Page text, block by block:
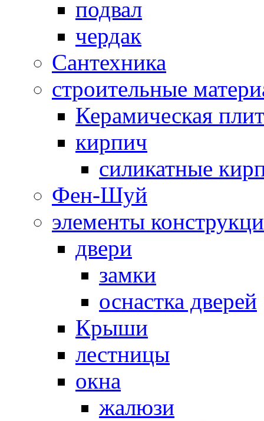
подвал
чердак
Сантехника
строительные
Керамическая
кирпич
силикатные
Фен-Шуй
элементы
двери
замки
оснастка дверей
Крыши
лестницы
окна
жалюзи